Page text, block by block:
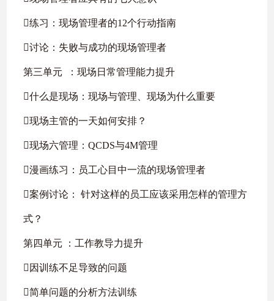
练习：现场管理者的12个行动指南
讨论：失败与成功的现场管理者
第三单元 ：现场日常管理能力提升
什么是现场：现场与管理、现场为什么重要
现场主管的一天如何安排？
现场六管理：QCDS与4M管理
漫画练习：员工心目中一流的现场管理者
案例讨论： 针对这样的员工应该采用怎样的管理方
式？
第四单元 ：工作教导力提升
因训练不足导致的问题
简单问题的分析方法训练